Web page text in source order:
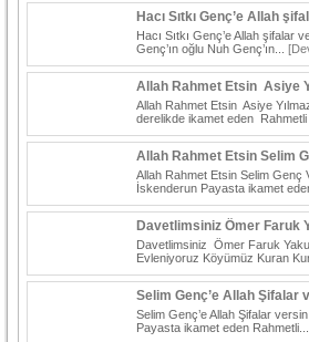
Hacı Sıtkı Genç’e Allah
Hacı Sıtkı Genç’e Allah şifalar
Genç’ın oğlu Nuh Genç’ın...
Allah Rahmet Etsin Asiye
Allah Rahmet Etsin Asiye
derelikde ikamet eden
Allah Rahmet Etsin Selim
Allah Rahmet Etsin Selim Genç
İskenderun Payasta ikamet
Davetlimsiniz Ömer Faruk
Davetlimsiniz Ömer Faruk
Evleniyoruz Köyümüz Kuran
Selim Genç’e Allah Şifalar
Selim Genç’e Allah Şifalar
Payasta ikamet eden